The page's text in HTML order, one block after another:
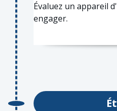
Évaluez un appareil
engager.